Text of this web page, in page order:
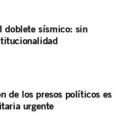
doblete sísmico: sin
de los presos políticos es
urgente